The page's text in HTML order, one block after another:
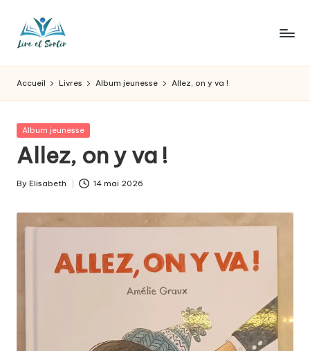
L
ir
e
e
t
s
o
r
pour
les
goûts,
des
pour
les
Accueil Livres Album jeunesse Allez, on y va !
Posted
Album jeunesse
Allez, on y va !
Posted
By Elisabeth 14 mai 2026